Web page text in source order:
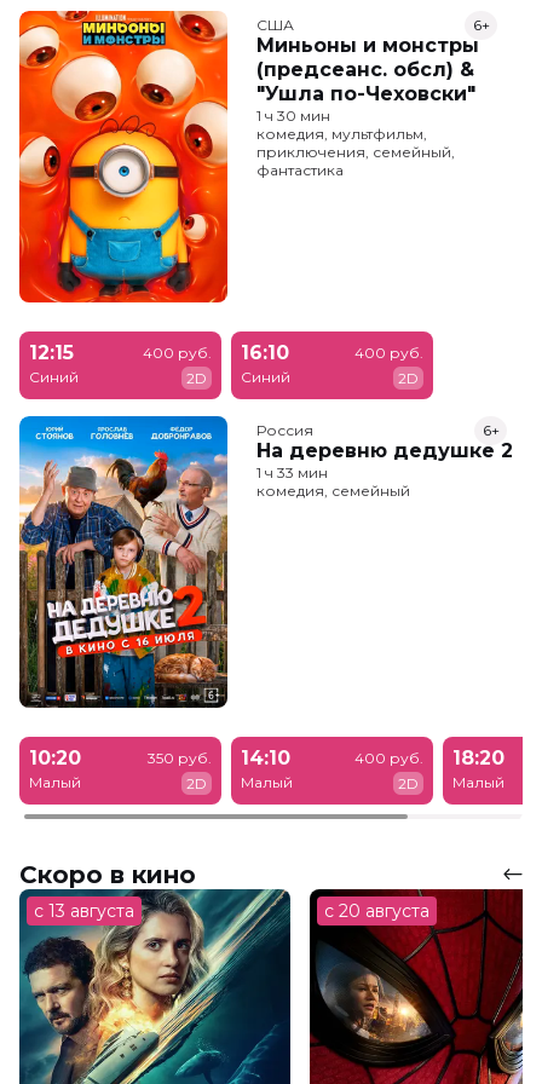
США
Миньоны и монстры
(предсеанс. обсл) &
"Ушла по-Чеховски"
6+
1 ч 30 мин
комедия, мультфильм,
приключения, семейный,
фантастика
12:15
Синий
400 руб.
2D
16:10
Синий
400 руб.
2D
Россия
На деревню дедушке 2
6+
1 ч 33 мин
комедия, семейный
10:20
Малый
350 руб.
2D
14:10
Малый
400 руб.
2D
18:20
Малый
Скоро в кино
с 13 августа с 20 августа